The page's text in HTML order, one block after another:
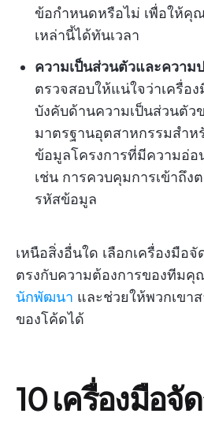
ข้อกำหนดหรือไม่ เพื่อให้คุ
เหล่านี้ได้ทันเวลา
ความเป็นส่วนตัวและควา
ตรวจสอบให้แน่ใจว่าเครื่อ
บังคับด้านความเป็นส่วนตัว
มาตรฐานอุตสาหกรรมสำห
ข้อมูลโครงการที่มีความอ่
เช่น การควบคุมการเข้าถึง
รหัสข้อมูล
เหนือสิ่งอื่นใด เลือกเครื่องมือ
ตรงกับความต้องการของทีมคุ
นักพัฒนา และช่วยให้พวกเขา
ของโค้ดได้
10 เครื่องมือจั